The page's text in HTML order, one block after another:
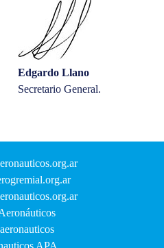
Edgardo Llano
Secretario General.
APA